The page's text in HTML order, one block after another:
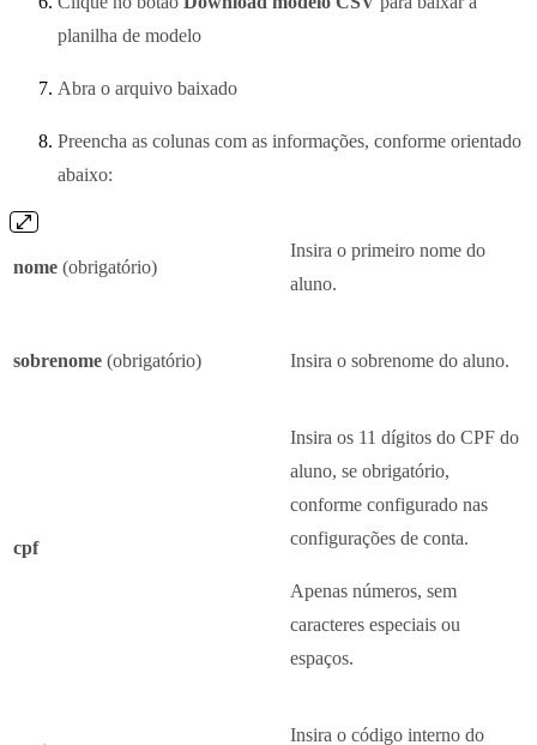
planilha de modelo
Abra o arquivo baixado
Preencha as colunas com as informações, conforme orientado
abaixo:
nome (obrigatório)
Insira o primeiro nome do
aluno.
sobrenome (obrigatório) Insira o sobrenome do aluno.
cpf
Insira os 11 dígitos do CPF do
aluno, se obrigatório,
conforme configurado nas
configurações de conta.
Apenas números, sem
caracteres especiais ou
espaços.
Insira o código interno do